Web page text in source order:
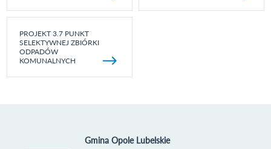
PROJEKT 3.7 PUNKT
SELEKTYWNEJ ZBIÓRKI
ODPADÓW
KOMUNALNYCH
Gmina Opole Lubelskie